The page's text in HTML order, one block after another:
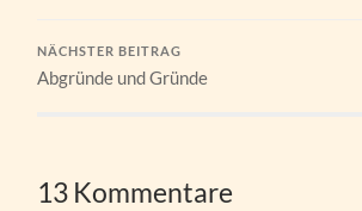
NÄCHSTER BEITRAG
Abgründe und Gründe
13 Kommentare